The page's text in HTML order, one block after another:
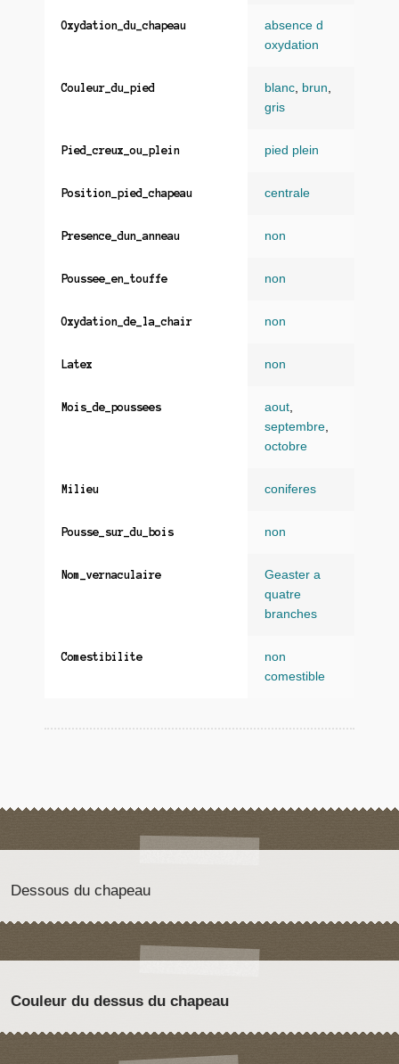
Oxydation_du_chapeau
absence d
oxydation
Couleur_du_pied blanc, brun,
gris
Pied_creux_ou_plein pied plein
Position_pied_chapeau centrale
Presence_dun_anneau non
Poussee_en_touffe non
Oxydation_de_la_chair non
Latex non
Mois_de_poussees aout,
septembre,
octobre
Milieu coniferes
Pousse_sur_du_bois non
Nom_vernaculaire
Geaster a
quatre
branches
Comestibilite
non
comestible
Dessous du chapeau
Couleur du dessus du chapeau